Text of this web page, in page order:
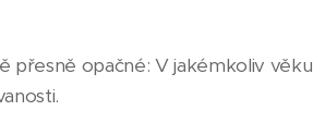
přesně opačné: V jakémkoliv věku